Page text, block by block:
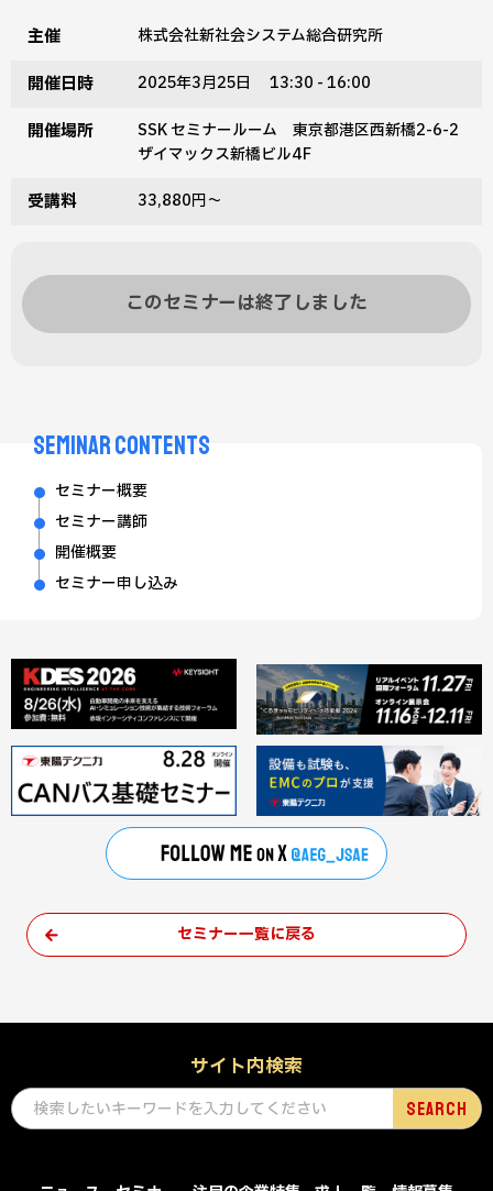
SEMINAR CONTENTS
セミナー概要
セミナー講師
開催概要
セミナー申し込み
主催 株式会社新社会システム総合研究所
開催日時 2025年3月25日 13:30 - 16:00
開催場所
SSK セミナールーム 東京都港区西新橋2-6-2
ザイマックス新橋ビル4F
受講料 33,880円〜
このセミナーは終了しました
セミナー一覧に戻る
サイト内検索